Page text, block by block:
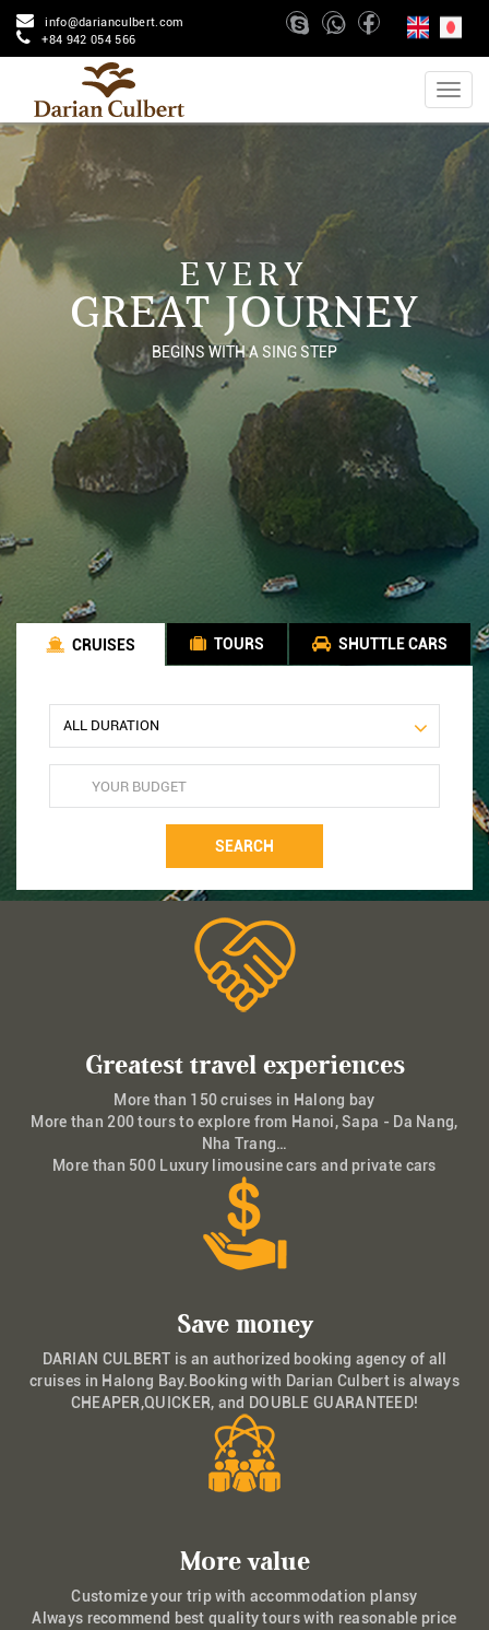
info@darianculbert.com
+84 942 054 566
EVERY
GREAT JOURNEY
BEGINS WITH A SING STEP
CRUISES TOURS SHUTTLE CARS
SEARCH
Greatest travel experiences
More than 150 cruises in Halong bay
More than 200 tours to explore from Hanoi, Sapa - Da Nang,
Nha Trang…
More than 500 Luxury limousine cars and private cars
Save money
DARIAN CULBERT is an authorized booking agency of all
cruises in Halong Bay.Booking with Darian Culbert is always
CHEAPER,QUICKER, and DOUBLE GUARANTEED!
More value
Customize your trip with accommodation plansy
Always recommend best quality tours with reasonable price